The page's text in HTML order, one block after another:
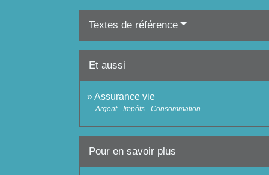
Textes de référence
Et aussi
Assurance vie
Argent - Impôts - Consommation
Pour en savoir plus